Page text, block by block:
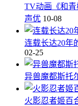
TV动画《和
声优 10-08
连载长达20年
02-25
异兽魔都斯托
火影忍者姬百